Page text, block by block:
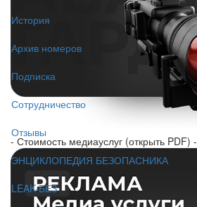
История
Архив номеров
Подписка
Сотрудничество
Отзывы
ЭНЦИКЛОПЕДИЯ БЕЗОПАСНИКА
LEAK-БЕЗ
- Стоимость медиауслуг (открыть PDF) -